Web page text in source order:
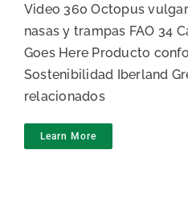
Video 360 Octopus
nasas y trampas FAO 34
Goes Here Producto
Sostenibilidad Iberland
relacionados
Learn More